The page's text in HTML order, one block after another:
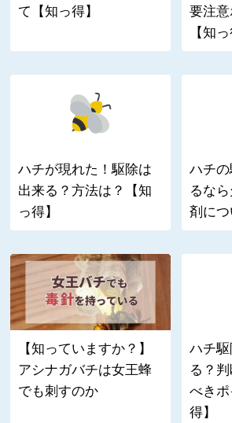
て【知っ得】
要注
【知っ
ハチが現れた！駆除は
出来る？方法は？【知
っ得】
ハチ
るな
剤につ
【知っていますか？】
アシナガバチは女王蜂
でも刺すのか
ハチ
る？
べき
得】